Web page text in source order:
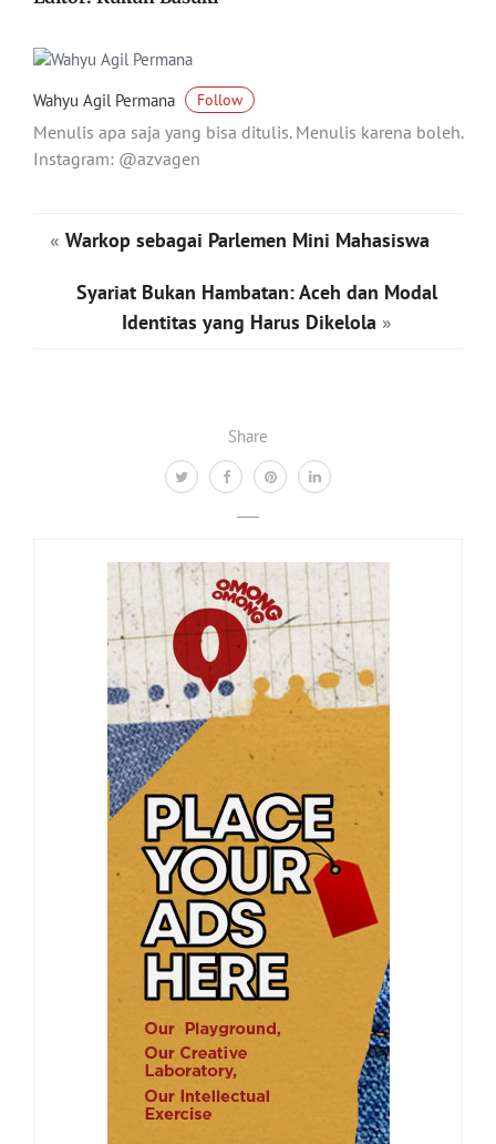
Share
Wahyu Agil Permana Follow
Menulis apa saja yang bisa ditulis. Menulis karena boleh.
Instagram: @azvagen
« Warkop sebagai Parlemen Mini Mahasiswa
Syariat Bukan Hambatan: Aceh dan Modal
Identitas yang Harus Dikelola »